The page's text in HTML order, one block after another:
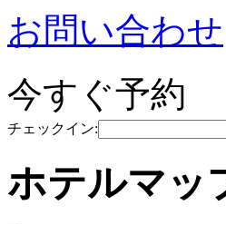
お問い合わせ
今すぐ予約
チェックイン:
ホテルマッ